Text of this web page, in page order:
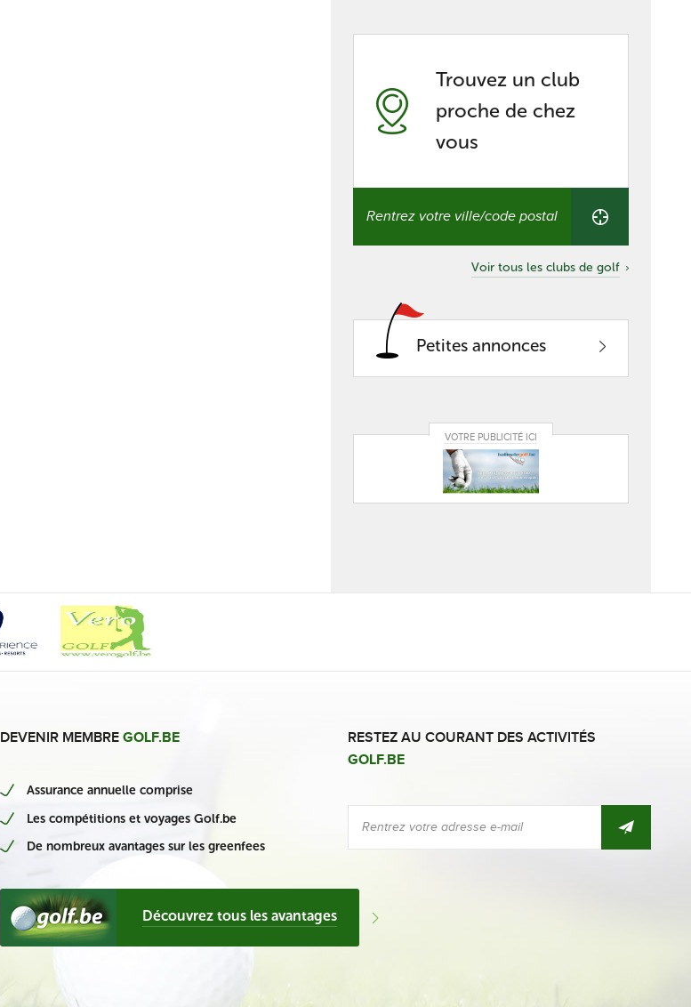
Trouvez un club
proche de chez
vous
club
Voir tous les clubs de golf
Petites annonces
VOTRE PUBLICITÉ ICI
DEVENIR MEMBRE GOLF.BE
Assurance annuelle comprise
Les compétitions et voyages Golf.be
De nombreux avantages sur les greenfees
Découvrez tous les avantages
RESTEZ AU COURANT DES ACTIVITÉS
GOLF.BE